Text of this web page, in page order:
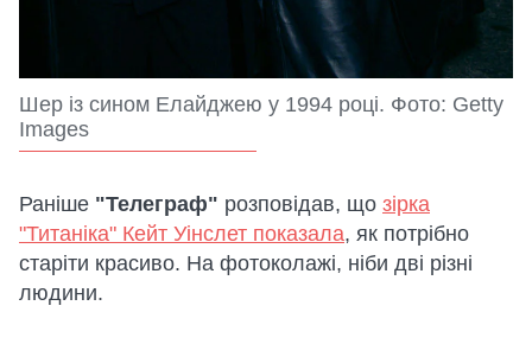
Шер із сином Елайджею у 1994 році. Фото: Getty
Images
Раніше "Телеграф" розповідав, що зірка
"Титаніка" Кейт Уінслет показала, як потрібно
старіти красиво. На фотоколажі, ніби дві різні
людини.